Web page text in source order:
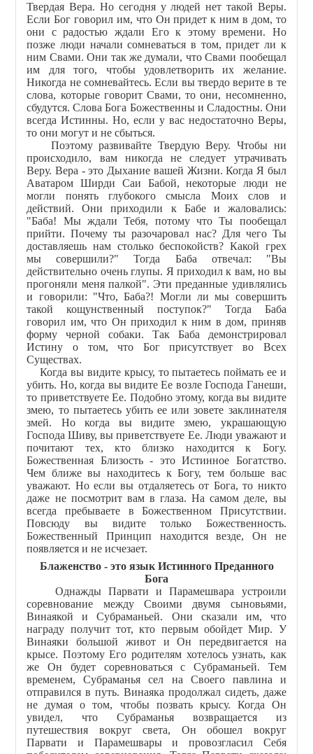
Твердая Вера. Но сегодня у людей нет такой Веры.
Если Бог говорил им, что Он придет к ним в дом, то
они с радостью ждали Его к этому времени. Но
позже люди начали сомневаться в том, придет ли к
ним Свами. Они так же думали, что Свами пообещал
им для того, чтобы удовлетворить их желание.
Никогда не сомневайтесь. Если вы твердо верите в те
слова, которые говорит Свами, то они, несомненно,
сбудутся. Слова Бога Божественны и Сладостны. Они
всегда Истинны. Но, если у вас недостаточно Веры,
то они могут и не сбыться.
Поэтому развивайте Твердую Веру. Чтобы ни
происходило, вам никогда не следует утрачивать
Веру. Вера - это Дыхание вашей Жизни. Когда Я был
Аватаром Ширди Саи Бабой, некоторые люди не
могли понять глубокого смысла Моих слов и
действий. Они приходили к Бабе и жаловались:
"Баба! Мы ждали Тебя, потому что Ты пообещал
прийти. Почему ты разочаровал нас? Для чего Ты
доставляешь нам столько беспокойств? Какой грех
мы совершили?" Тогда Баба отвечал: "Вы
действительно очень глупы. Я приходил к вам, но вы
прогоняли меня палкой". Эти преданные удивлялись
и говорили: "Что, Баба?! Могли ли мы совершить
такой кощунственный поступок?" Тогда Баба
говорил им, что Он приходил к ним в дом, приняв
форму черной собаки. Так Баба демонстрировал
Истину о том, что Бог присутствует во Всех
Существах.
Когда вы видите крысу, то пытаетесь поймать ее и
убить. Но, когда вы видите Ее возле Господа Ганеши,
то приветствуете Ее. Подобно этому, когда вы видите
змею, то пытаетесь убить ее или зовете заклинателя
змей. Но когда вы видите змею, украшающую
Господа Шиву, вы приветствуете Ее. Люди уважают и
почитают тех, кто близко находится к Богу.
Божественная Близость - это Истинное Богатство.
Чем ближе вы находитесь к Богу, тем больше вас
уважают. Но если вы отдаляетесь от Бога, то никто
даже не посмотрит вам в глаза. На самом деле, вы
всегда пребываете в Божественном Присутствии.
Повсюду вы видите только Божественность.
Божественный Принцип находится везде, Он не
появляется и не исчезает.
Блаженство - это язык Истинного Преданного
Бога
Однажды Парвати и Парамешвара устроили
соревнование между Своими двумя сыновьями,
Винаякой и Субраманьей. Они сказали им, что
награду получит тот, кто первым обойдет Мир. У
Винаяки большой живот и Он передвигается на
крысе. Поэтому Его родителям хотелось узнать, как
же Он будет соревноваться с Субраманьей. Тем
временем, Субраманья сел на Своего павлина и
отправился в путь. Винаяка продолжал сидеть, даже
не думая о том, чтобы позвать крысу. Когда Он
увидел, что Субраманья возвращается из
путешествия вокруг света, Он обошел вокруг
Парвати и Парамешвары и провозгласил Себя